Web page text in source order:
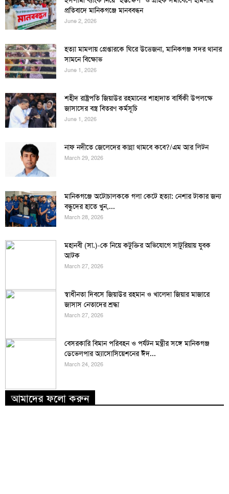
প্রতিবাদে মানিকগঞ্জে মানববন্ধন
June 2, 2026
হত্যা মামলায় গ্রেপ্তারকে ঘিরে উত্তেজনা, মানিকগঞ্জ সদর থানার
সামনে বিক্ষোভ
June 1, 2026
শহীদ রাষ্ট্রপতি জিয়াউর রহমানের শাহাদাত বার্ষিকী উপলক্ষে
জাসাসের বস্ত্র বিতরণ কর্মসূচি
June 1, 2026
নাফ নদীতে জেলেদের কান্না থামবে কবে?/এম আর লিটন
March 29, 2026
মানিকগঞ্জে অটোচালককে গলা কেটে হত্যা: নেশার টাকার জন্য
বন্ধুদের হাতে খুন,...
March 28, 2026
মহানবী (সা.)-কে নিয়ে কটুক্তির অভিযোগে সাটুরিয়ায় যুবক
আটক
March 27, 2026
স্বাধীনতা দিবসে জিয়াউর রহমান ও খালেদা জিয়ার মাজারে
জাসাস নেতাদের শ্রদ্ধা
March 27, 2026
বেসরকারি বিমান পরিবহন ও পর্যটন মন্ত্রীর সঙ্গে মানিকগঞ্জ
ডেভেলপার অ্যাসোসিয়েশনের ঈদ...
March 24, 2026
আমাদের ফলো করুন